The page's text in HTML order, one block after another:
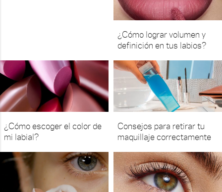
¿Cómo lograr volumen y
definición en tus labios?
¿Cómo escoger el color de
mi labial?
Consejos para retirar tu
maquillaje correctamente